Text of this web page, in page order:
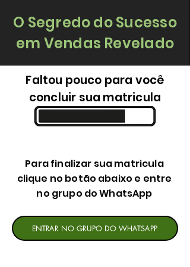
O Segredo do Sucesso
em Vendas Revelado
Faltou pouco para você
concluir sua matricula
Para finalizar sua matricula
clique no botão abaixo e entre
no grupo do WhatsApp
ENTRAR NO GRUPO DO WHATSAPP